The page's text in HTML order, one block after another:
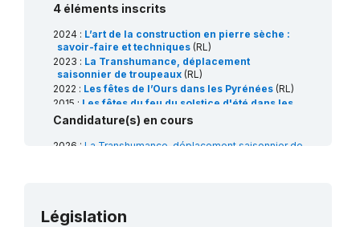
4 éléments inscrits
2024 : L’art de la construction en pierre sèche :
savoir-faire et techniques (RL)
2023 : La Transhumance, déplacement
saisonnier de troupeaux (RL)
2022 : Les fêtes de l’Ours dans les Pyrénées (RL)
2015 : Les fêtes du feu du solstice d'été dans les
Pyrénées(RL)
Candidature(s) en cours
2026 : La Transhumance, déplacement saisonnier de
Législation